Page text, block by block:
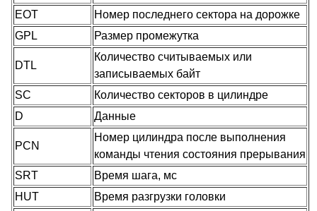
EOT
Номер последнего сектора на дорожке
GPL
Размер промежутка
DTL
Количество считываемых или
записываемых байт
SC
Количество секторов в цилиндре
D
Данные
PCN
Номер цилиндра после выполнения
команды чтения состояния прерывания
SRT
Время шага, мс
HUT
Время разгрузки головки